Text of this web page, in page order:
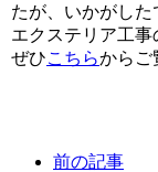
たが、いかがした
エクステリア工事
ぜひこちらからご
前の記事